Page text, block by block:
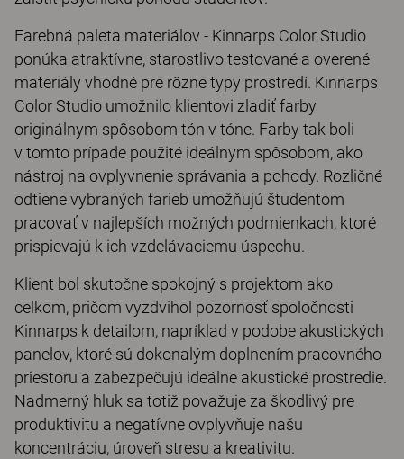
Farebná paleta materiálov - Kinnarps Color Studio
ponúka atraktívne, starostlivo testované a overené
materiály vhodné pre rôzne typy prostredí. Kinnarps
Color Studio umožnilo klientovi zladiť farby
originálnym spôsobom tón v tóne. Farby tak boli
v tomto prípade použité ideálnym spôsobom, ako
nástroj na ovplyvnenie správania a pohody. Rozličné
odtiene vybraných farieb umožňujú študentom
pracovať v najlepších možných podmienkach, ktoré
prispievajú k ich vzdelávaciemu úspechu.
Klient bol skutočne spokojný s projektom ako
celkom, pričom vyzdvihol pozornosť spoločnosti
Kinnarps k detailom, napríklad v podobe akustických
panelov, ktoré sú dokonalým doplnením pracovného
priestoru a zabezpečujú ideálne akustické prostredie.
Nadmerný hluk sa totiž považuje za škodlivý pre
produktivitu a negatívne ovplyvňuje našu
koncentráciu, úroveň stresu a kreativitu.